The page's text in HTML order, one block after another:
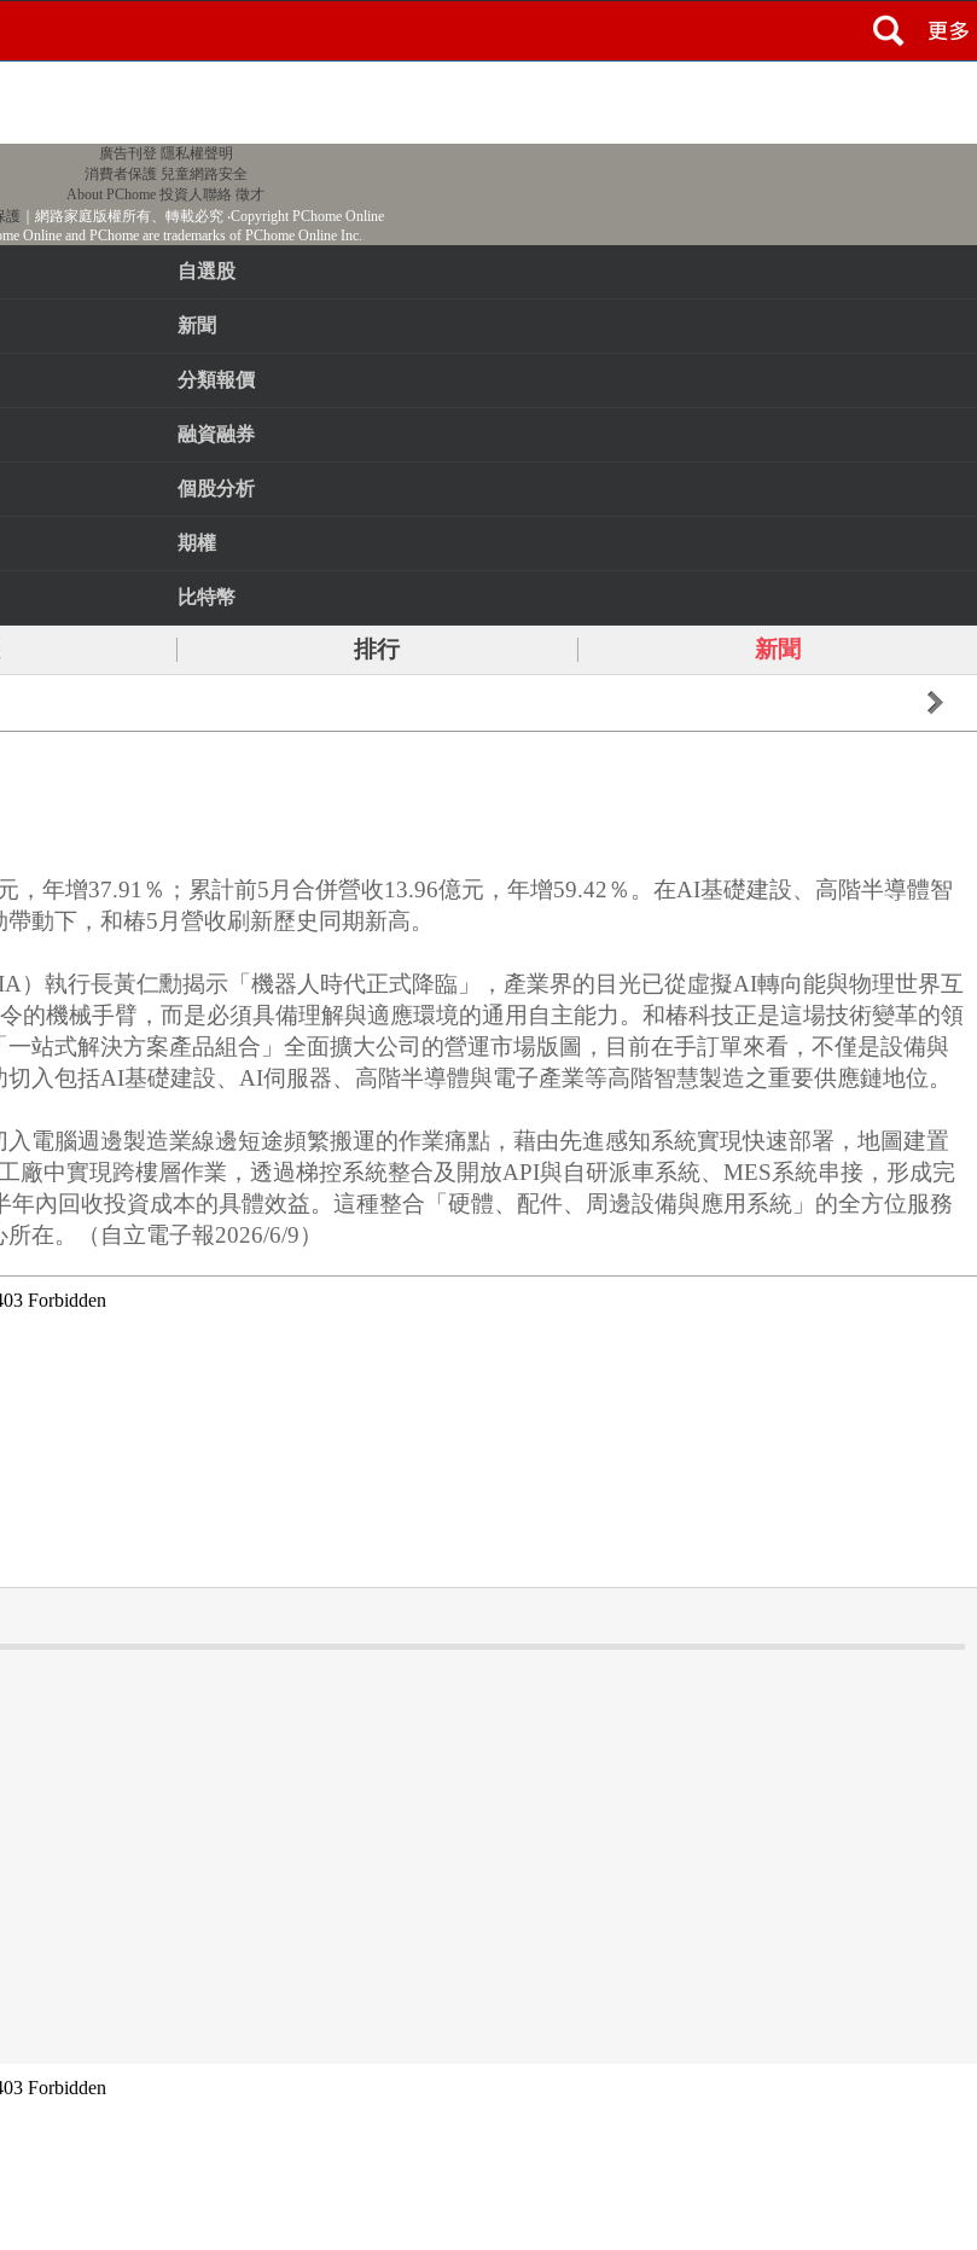
廣告刊登 隱私權聲明
消費者保護 兒童網路安全
About PChome 投資人聯絡 徵才
護 ｜網路家庭版權所有、轉載必究‧Copyright PChome Online
Online and PChome are trademarks of PChome Online Inc.
自選股
新聞
分類報價
融資融券
個股分析
期權
比特幣
排行 新聞
，年增37.91％；累計前5月合併營收13.96億元，年增59.42％。在AI基礎建設、高階半導體智
動下，和椿5月營收刷新歷史同期新高。
執行長黃仁勳揭示「機器人時代正式降臨」，產業界的目光已從虛擬AI轉向能與物理世界互
的機械手臂，而是必須具備理解與適應環境的通用自主能力。和椿科技正是這場技術變革的領
站式解決方案產品組合」全面擴大公司的營運市場版圖，目前在手訂單來看，不僅是設備與
入包括AI基礎建設、AI伺服器、高階半導體與電子產業等高階智慧製造之重要供應鏈地位。
電腦週邊製造業線邊短途頻繁搬運的作業痛點，藉由先進感知系統實現快速部署，地圖建置
廠中實現跨樓層作業，透過梯控系統整合及開放API與自研派車系統、MES系統串接，形成完
內回收投資成本的具體效益。這種整合「硬體、配件、周邊設備與應用系統」的全方位服務
在。（自立電子報2026/6/9）